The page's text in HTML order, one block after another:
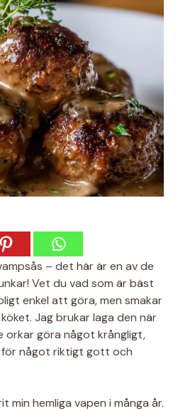
– det här är en av de
Vet du vad som är bäst
enkel att göra, men smakar
Jag brukar laga den när
orkar göra något krångligt,
för något riktigt gott och
hemliga vapen i många år.